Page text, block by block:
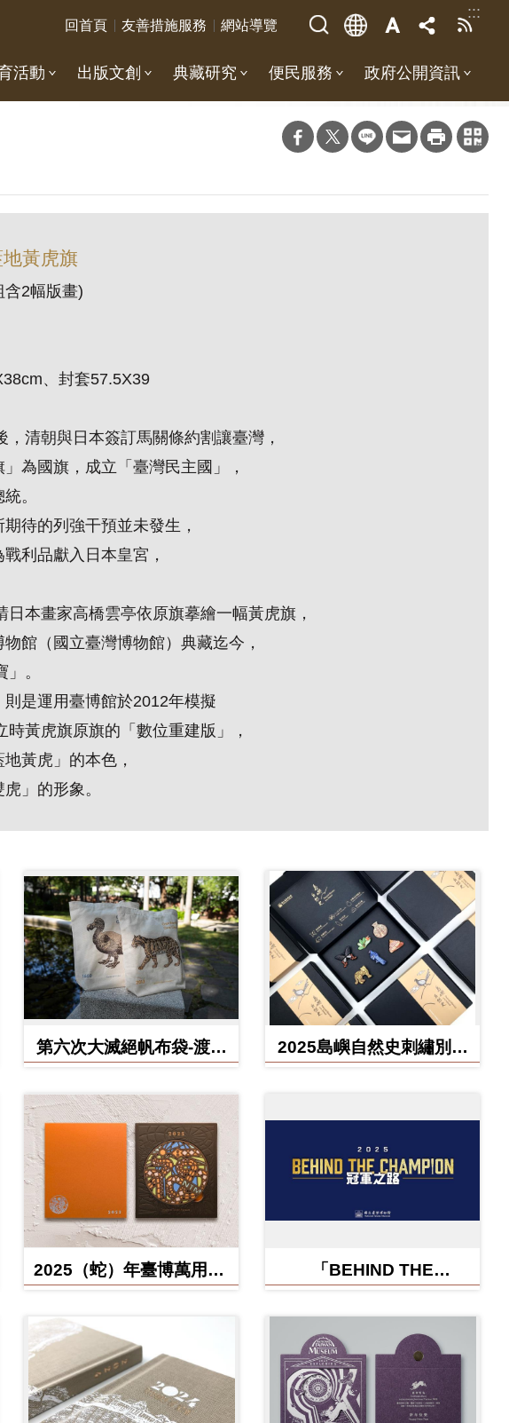
:::
回首頁 友善措施服務 網站導覽
活動 出版文創 典藏研究 便民服務 政府公開資訊
黃虎旗
含2幅版畫)
、封套57.5X39
，清朝與日本簽訂馬關條約割讓臺灣，
為國旗，成立「臺灣民主國」，
。
待的列強干預並未發生，
利品獻入日本皇宮，
日本畫家高橋雲亭依原旗摹繪一幅黃虎旗，
館（國立臺灣博物館）典藏迄今，
。
是運用臺博館於2012年模擬
黃虎旗原旗的「數位重建版」，
黃虎」的本色，
」的形象。
第六次大滅絕帆布袋-渡渡
牛
2025島嶼自然史刺繡別針
2025（蛇）年臺博萬用卡-
「BEHIND THE
展」紀念信封